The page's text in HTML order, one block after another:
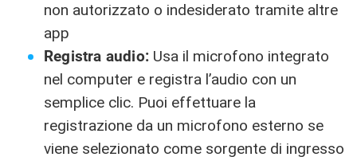
non autorizzato o indesiderato tramite altre
app
Registra audio: Usa il microfono integrato
nel computer e registra l’audio con un
semplice clic. Puoi effettuare la
registrazione da un microfono esterno se
viene selezionato come sorgente di ingresso